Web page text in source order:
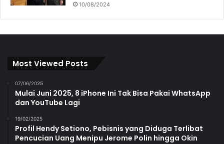
10/08/2024
Most Viewed Posts
07/06/2025
Mulai Juni 2025, 8 iPhone Ini Tak Bisa Pakai WhatsApp
dan YouTube Lagi
19/02/2025
Profil Hendy Setiono, Pebisnis yang Diduga Terlibat
Pencucian Uang Menipu Jerome Polin hingga Okin